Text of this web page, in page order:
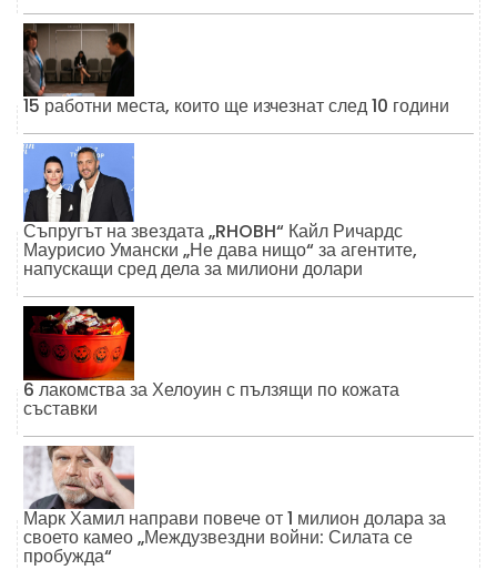
15 работни места, които ще изчезнат след 10 години
Съпругът на звездата „RHOBH“ Кайл Ричардс
Маурисио Умански „Не дава нищо“ за агентите,
напускащи сред дела за милиони долари
6 лакомства за Хелоуин с пълзящи по кожата
съставки
Марк Хамил направи повече от 1 милион долара за
своето камео „Междузвездни войни: Силата се
пробужда“